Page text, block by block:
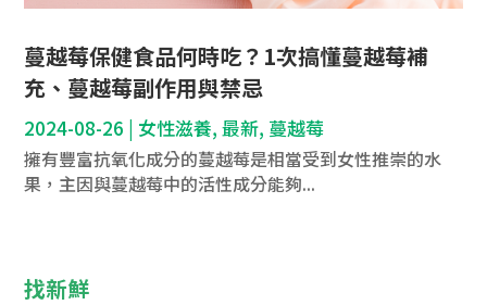
蔓越莓保健食品何時吃？1次搞懂蔓越莓補
充、蔓越莓副作用與禁忌
2024-08-26 | 女性滋養,最新, 蔓越莓
擁有豐富抗氧化成分的蔓越莓是相當受到女性推崇的水
果，主因與蔓越莓中的活性成分能夠...
找新鮮